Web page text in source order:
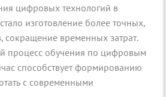
цифровых технологий в
изготовление более точных,
сокращение временных затрат.
процесс обучения по цифровым
способствует формированию
с современными